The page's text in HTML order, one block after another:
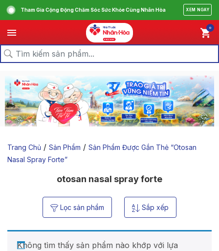
Tham Gia Cộng Động Chăm Sóc Sức Khỏe Cùng Nhân Hòa XEM NGAY
0
Trang Chủ / Sản Phẩm / Sản Phẩm Được Gắn Thẻ “otosan
Nasal Spray Forte”
otosan nasal spray forte
Lọc sản phẩm Sắp xếp
Không tìm thấy sản phẩm nào khớp với lựa